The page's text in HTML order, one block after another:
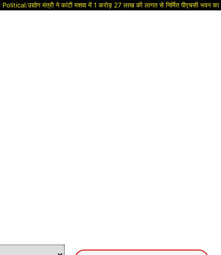
मंत्री ने कांटी मशवा में 1 करोड़ 27 लाख की लागत से निर्मित पीएचसी भवन का किया